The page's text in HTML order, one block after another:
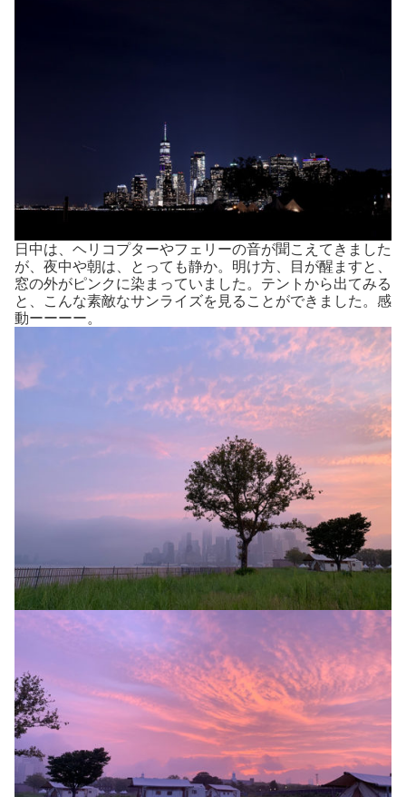
日中は、ヘリコプターやフェリーの音が聞こえてきました
が、夜中や朝は、とっても静か。明け方、目が醒ますと、
窓の外がピンクに染まっていました。テントから出てみる
と、こんな素敵なサンライズを見ることができました。感
動ーーーー。